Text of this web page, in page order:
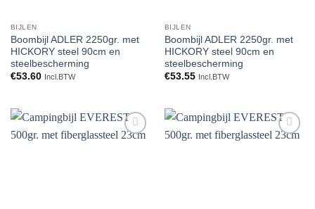
BIJLEN
Boombijl ADLER 2250gr. met
HICKORY steel 90cm en
steelbescherming
€53.60 Incl.BTW
BIJLEN
Boombijl ADLER 2250gr. met
HICKORY steel 90cm en
steelbescherming
€53.55 Incl.BTW